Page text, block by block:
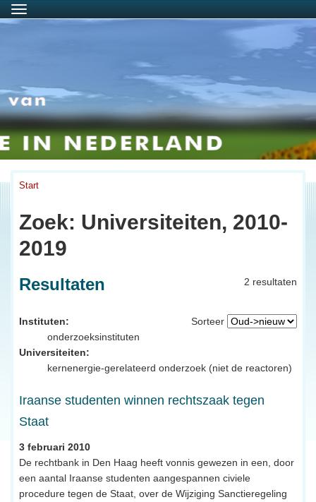
Menu
Start
Zoek: Universiteiten, 2010-
2019
2 resultaten
Resultaten
Sorteer
Instituten:
onderzoeksinstituten
Universiteiten:
kernenergie-gerelateerd onderzoek (niet de reactoren)
Iraanse studenten winnen rechtszaak tegen
Staat
3 februari 2010
De rechtbank in Den Haag heeft vonnis gewezen in een, door
een aantal Iraanse studenten aangespannen civiele
procedure tegen de Staat, over de Wijziging Sanctieregeling